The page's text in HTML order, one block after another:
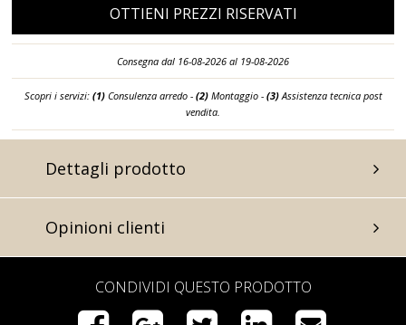
OTTIENI PREZZI RISERVATI
Consegna dal 16-08-2026 al 19-08-2026
Scopri i servizi: (1)Consulenza arredo - (2)Montaggio - (3)Assistenza tecnica post
vendita.
Dettagli prodotto
Opinioni clienti
CONDIVIDI QUESTO PRODOTTO